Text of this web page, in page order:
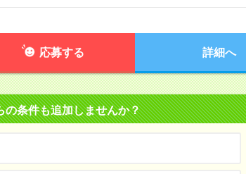
応募する 詳細へ
の条件も追加しませんか？